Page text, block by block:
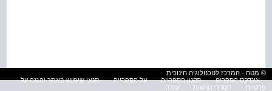
© מטח - המרכז לטכנולוגיה חינוכית
אינדקס הספרים
תקנון הספרייה על הספרייה
תנאי שימוש באתר והגנה על
פרטיות
הסדרי נגישות עזרה